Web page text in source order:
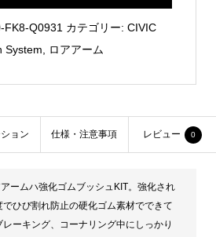
FK8-Q0931 カテゴリー: CIVIC
System ロアアーム
ョン 仕様・注意事項 レビュー 0
ームハ強化ゴムブッシュKIT。強化され
ひび割れ防止の硬化ゴム素材でできて
ーキング、コーナリング中にしっかり